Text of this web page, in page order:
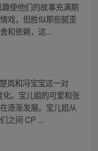
使他们的故事充满期
戏，但胜似那些腻歪
和依赖，这...
岚和冯宝宝这一对
。宝儿姐的可爱和张
逐渐发展。宝儿姐从
之间 CP ...